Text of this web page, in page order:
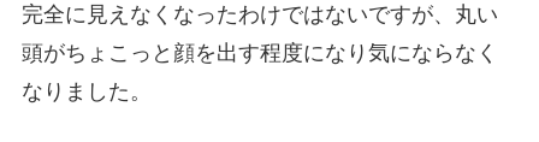
完全に見えなくなったわけではないですが、丸い
頭がちょこっと顔を出す程度になり気にならなく
なりました。